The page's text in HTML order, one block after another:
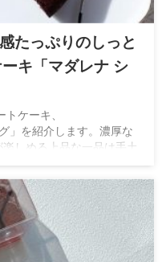
たっぷりのしっと
キ「マダレナ シ
ケーキ、
」を紹介します。濃厚な
しめる上品な一品は手土